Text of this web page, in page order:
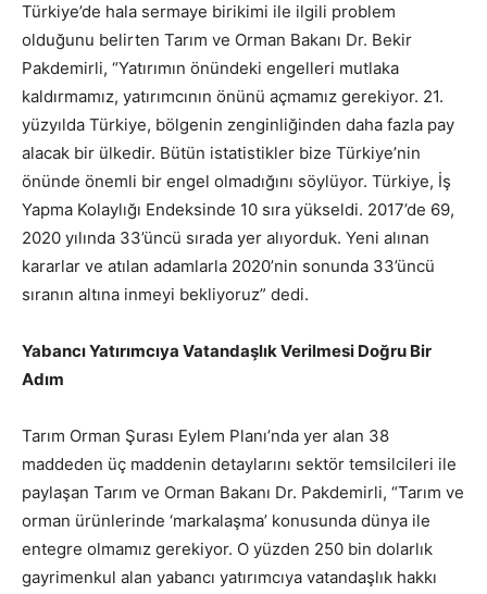
Türkiye’de hala sermaye birikimi ile ilgili problem
olduğunu belirten Tarım ve Orman Bakanı Dr. Bekir
Pakdemirli, “Yatırımın önündeki engelleri mutlaka
kaldırmamız, yatırımcının önünü açmamız gerekiyor. 21.
yüzyılda Türkiye, bölgenin zenginliğinden daha fazla pay
alacak bir ülkedir. Bütün istatistikler bize Türkiye’nin
önünde önemli bir engel olmadığını söylüyor. Türkiye, İş
Yapma Kolaylığı Endeksinde 10 sıra yükseldi. 2017’de 69,
2020 yılında 33’üncü sırada yer alıyorduk. Yeni alınan
kararlar ve atılan adamlarla 2020’nin sonunda 33’üncü
sıranın altına inmeyi bekliyoruz” dedi.
Yabancı Yatırımcıya Vatandaşlık Verilmesi Doğru Bir
Adım
Tarım Orman Şurası Eylem Planı’nda yer alan 38
maddeden üç maddenin detaylarını sektör temsilcileri ile
paylaşan Tarım ve Orman Bakanı Dr. Pakdemirli, “Tarım ve
orman ürünlerinde ‘markalaşma’ konusunda dünya ile
entegre olmamız gerekiyor. O yüzden 250 bin dolarlık
gayrimenkul alan yabancı yatırımcıya vatandaşlık hakkı